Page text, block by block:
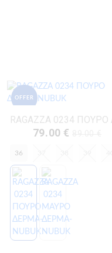
OFFER
79.00 €
36